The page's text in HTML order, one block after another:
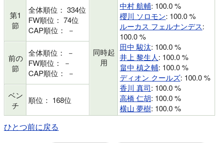
第1
節
全体順位： 334位
FW順位： 74位
CAP順位： －
同時起
用
中村 航輔: 100.0 %
櫻川 ソロモン: 100.0 %
ルーカス フェルナンデス:
100.0 %
田中 駿汰: 100.0 %
井上 黎生人: 100.0 %
畠中 槙之輔: 100.0 %
ディオン クールズ: 100.0 %
香川 真司: 100.0 %
高橋 仁胡: 100.0 %
横山 夢樹: 100.0 %
前の
節
全体順位： －
FW順位： －
CAP順位： －
ベン
チ
順位： 168位
ひとつ前に戻る